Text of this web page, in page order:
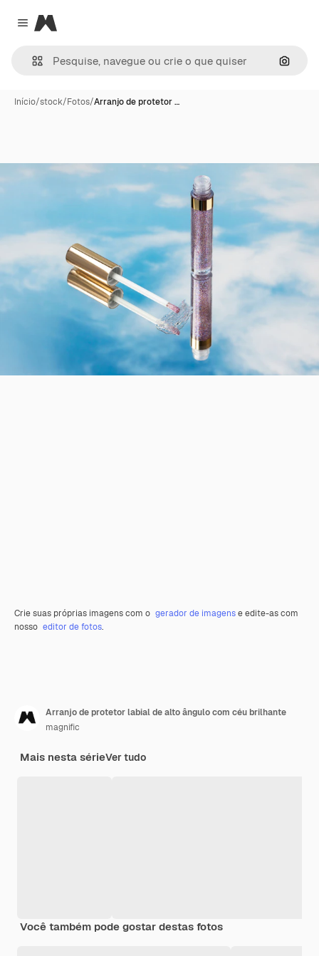
Close menu
Magnific
Início/stock/Fotos/Arranjo de protetor …
Crie suas próprias imagens com o gerador de imagense edite-as com
nosso editor de fotos.
Arranjo de protetor labial de alto ângulo com céu brilhante
magnific
Mais nesta sérieVer tudo
Você também pode gostar destas fotos